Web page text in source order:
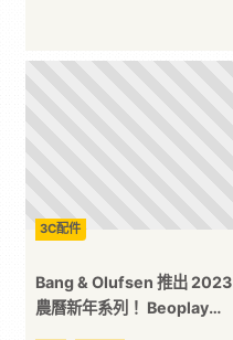
3C配件
Bang & Olufsen 推出 2023
農曆新年系列！ Beoplay